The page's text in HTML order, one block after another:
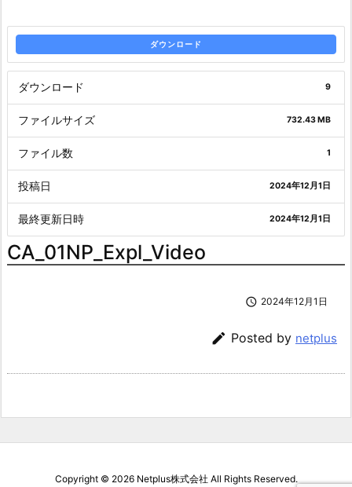
ダウンロード
ダウンロード 9
ファイルサイズ 732.43 MB
ファイル数 1
投稿日 2024年12月1日
最終更新日時 2024年12月1日
CA_01NP_Expl_Video
 2024年12月1日
 Posted by netplus
Copyright © 2026 Netplus株式会社 All Rights Reserved.